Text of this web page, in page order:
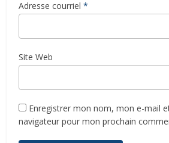
Adresse courriel *
Site Web
Enregistrer mon nom, mon e-mail
navigateur pour mon prochain